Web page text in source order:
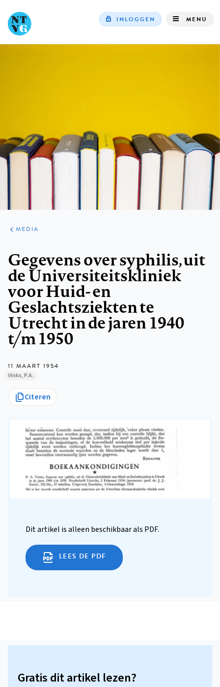
INLOGGEN MENU
ARTIKELEN
VARIA
MEDIA
Gegevens over syphilis, uit
de Universiteitskliniek
voor Huid- en
Geslachtsziekten te
Utrecht in de jaren 1940
t/m 1950
11 MAART 1954
Vinks, P.A.
Citeren
Dit artikel is alleen beschikbaar als PDF.
LEES DE PDF
Gratis dit artikel lezen?